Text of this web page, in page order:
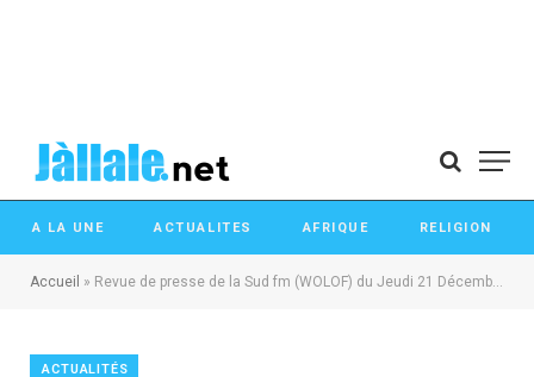
A LA UNE ACTUALITES AFRIQUE RELIGION
Accueil » Revue de presse de la Sud fm (WOLOF) du Jeudi 21 Décembre 2023 avec Ndeye Marieme Ndiaye
ACTUALITÉS